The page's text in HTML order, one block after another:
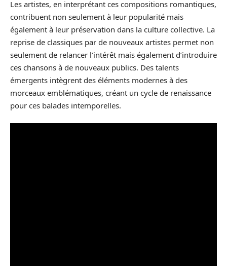
Les artistes, en interprétant ces compositions romantiques,
contribuent non seulement à leur popularité mais
également à leur préservation dans la culture collective. La
reprise de classiques par de nouveaux artistes permet non
seulement de relancer l’intérêt mais également d’introduire
ces chansons à de nouveaux publics. Des talents
émergents intègrent des éléments modernes à des
morceaux emblématiques, créant un cycle de renaissance
pour ces balades intemporelles.